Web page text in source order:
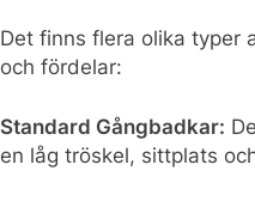
Det finns flera olika typer
och fördelar:
Standard Gångbadkar:
en låg tröskel, sittplats